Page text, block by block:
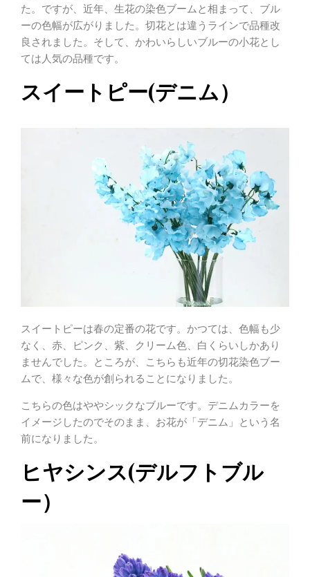
た。ですが、近年、生花の染色ブームと相まって、ブル
ーの色幅が広がりました。切花とは違うラインで品種改
良されました。そして、かわいらしいブルーの小花とし
ては人気の品種です。
スイートピー(デニム）
スイートピーは春の定番の花です。かつては、色幅も少
なく、赤、ピンク、紫、クリーム色、白くらいしかあり
ませんでした。ところが、こちらも近年の切花染色ブー
ムで、様々な色が創られることになりました。
こちらの色はややシックなブルーです。デニムカラーを
イメージしたのでそのまま、お花が「デニム」という名
前になりました。
ヒヤシンス(デルフトブル
ー）